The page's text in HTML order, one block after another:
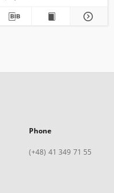
Phone
(+48) 41 349 71 55